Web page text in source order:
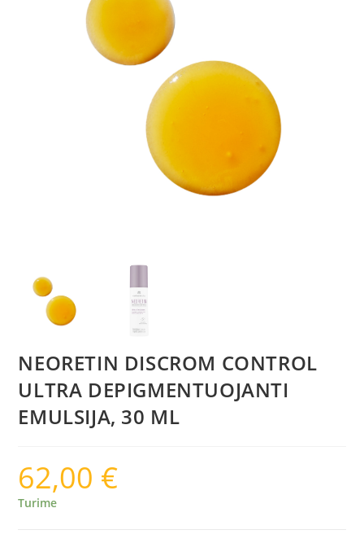
NEORETIN DISCROM CONTROL
ULTRA DEPIGMENTUOJANTI
EMULSIJA, 30 ML
62,00 €
Turime